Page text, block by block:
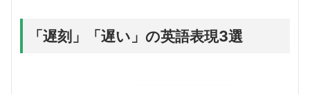
「遅刻」「遅い」の英語表現3選